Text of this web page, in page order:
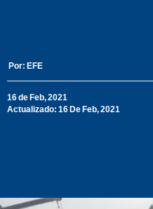
Por: EFE
16 de Feb, 2021
Actualizado: 16 De Feb, 2021